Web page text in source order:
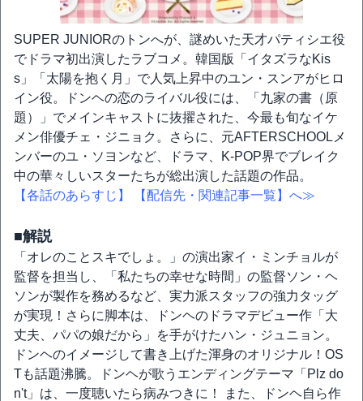
SUPER JUNIORのトンへが、謎めいた天才パティシエ役
でドラマ初出演したラブコメ。韓国版「イタズラなKis
s」「太陽を抱く月」で人気上昇中のユン・スンアがヒロ
イン役。ドンヘの恋のライバル役には、「九家の書（原
題）」でメインキャストに抜擢された、今最も旬なイケ
メン俳優チェ・ジニョク。さらに、元AFTERSCHOOLメ
ンバーのユ・ソヨンなど、ドラマ、K-POP界でブレイク
中の華々しいスターたちが総出演した話題の作品。
【各話のあらすじ】
【配信先・関連記事一覧】へ≫
■解説
「オレのことスキでしょ。」の演出家イ・ミンチョルが
監督を担当し、「私たちの幸せな時間」の監督ソン・ヘ
ソンが製作を務めるなど、実力派スタッフの強力タッグ
が実現！さらに脚本は、ドンヘのドラマデビュー作「大
丈夫、パパの娘だから」を手がけたハン・ジュニョン。
ドンヘのイメージして書き上げた渾身のオリジナル！OS
Tも話題沸騰。ドンヘが歌うエンディングテーマ「Plz do
n't」は、一度聴いたら病みつきに！ また、ドンヘ自ら作